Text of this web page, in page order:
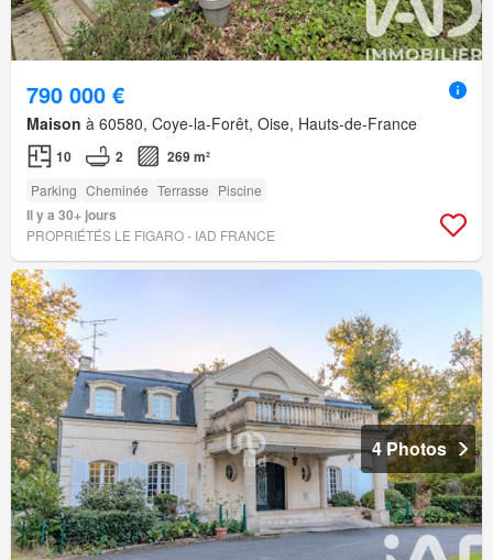
790 000 €
Maison à 60580, Coye-la-Forêt, Oise, Hauts-de-France
10 2 269 m²
Parking Cheminée Terrasse Piscine
Il y a 30+ jours
PROPRIÉTÉS LE FIGARO - IAD FRANCE
4 Photos